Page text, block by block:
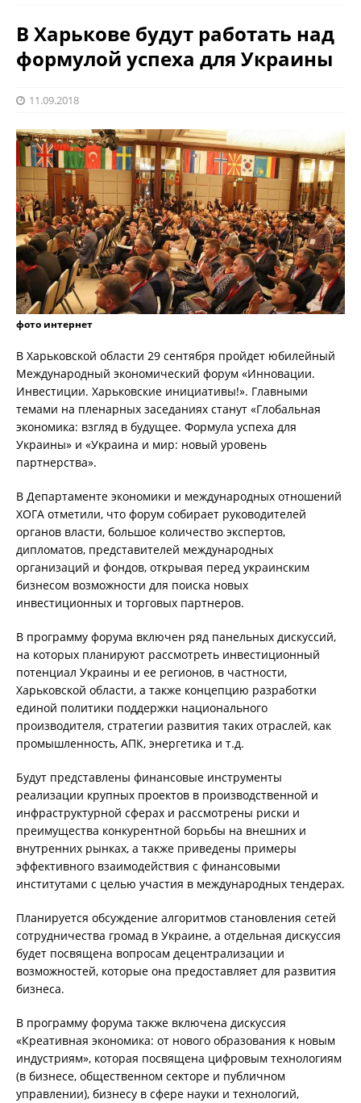
В Харькове будут работать над
формулой успеха для Украины
11.09.2018
фото интернет
В Харьковской области 29 сентября пройдет юбилейный
Международный экономический форум «Инновации.
Инвестиции. Харьковские инициативы!». Главными
темами на пленарных заседаниях станут «Глобальная
экономика: взгляд в будущее. Формула успеха для
Украины» и «Украина и мир: новый уровень
партнерства».
В Департаменте экономики и международных отношений
ХОГА отметили, что форум собирает руководителей
органов власти, большое количество экспертов,
дипломатов, представителей международных
организаций и фондов, открывая перед украинским
бизнесом возможности для поиска новых
инвестиционных и торговых партнеров.
В программу форума включен ряд панельных дискуссий,
на которых планируют рассмотреть инвестиционный
потенциал Украины и ее регионов, в частности,
Харьковской области, а также концепцию разработки
единой политики поддержки национального
производителя, стратегии развития таких отраслей, как
промышленность, АПК, энергетика и т.д.
Будут представлены финансовые инструменты
реализации крупных проектов в производственной и
инфраструктурной сферах и рассмотрены риски и
преимущества конкурентной борьбы на внешних и
внутренних рынках, а также приведены примеры
эффективного взаимодействия с финансовыми
институтами с целью участия в международных тендерах.
Планируется обсуждение алгоритмов становления сетей
сотрудничества громад в Украине, а отдельная дискуссия
будет посвящена вопросам децентрализации и
возможностей, которые она предоставляет для развития
бизнеса.
В программу форума также включена дискуссия
«Креативная экономика: от нового образования к новым
индустриям», которая посвящена цифровым технологиям
(в бизнесе, общественном секторе и публичном
управлении), бизнесу в сфере науки и технологий,